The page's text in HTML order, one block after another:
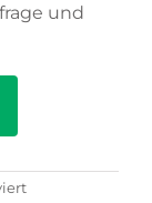
und
für